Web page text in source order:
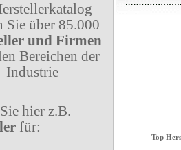
Sie über 85.000
und Firmen
Bereichen der
Industrie
hier z.B.
für:
Top